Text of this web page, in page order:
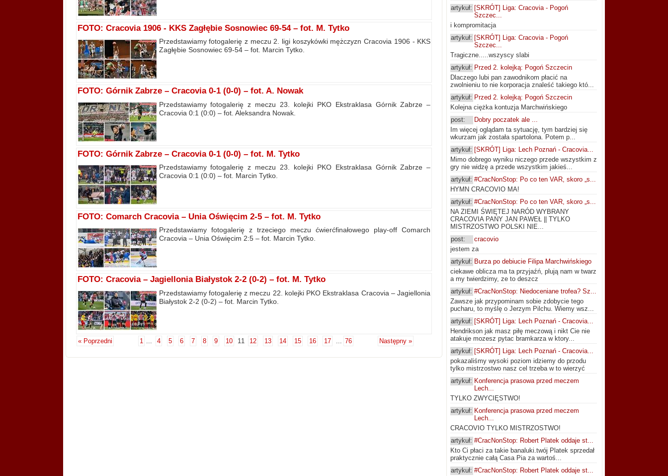
FOTO: Cracovia 1906 - KKS Zagłębie Sosnowiec 69-54 – fot. M. Tytko
Przedstawiamy fotogalerię z meczu 2. ligi koszykówki mężczyzn Cracovia 1906 - KKS
Zagłębie Sosnowiec 69-54 – fot. Marcin Tytko.
FOTO: Górnik Zabrze – Cracovia 0-1 (0-0) – fot. A. Nowak
Przedstawiamy fotogalerię z meczu 23. kolejki PKO Ekstraklasa Górnik Zabrze –
Cracovia 0:1 (0:0) – fot. Aleksandra Nowak.
FOTO: Górnik Zabrze – Cracovia 0-1 (0-0) – fot. M. Tytko
Przedstawiamy fotogalerię z meczu 23. kolejki PKO Ekstraklasa Górnik Zabrze –
Cracovia 0:1 (0:0) – fot. Marcin Tytko.
FOTO: Comarch Cracovia – Unia Oświęcim 2-5 – fot. M. Tytko
Przedstawiamy fotogalerię z trzeciego meczu ćwierćfinałowego play-off Comarch
Cracovia – Unia Oświęcim 2:5 – fot. Marcin Tytko.
FOTO: Cracovia – Jagiellonia Białystok 2-2 (0-2) – fot. M. Tytko
Przedstawiamy fotogalerię z meczu 22. kolejki PKO Ekstraklasa Cracovia – Jagiellonia
Białystok 2-2 (0-2) – fot. Marcin Tytko.
« Poprzedni Następny »
1 ... 4 5 6 7 8 9 10 11 12 13 14 15 16 17 ... 76
artykuł: [SKRÓT] Liga: Cracovia - Pogoń
Szczec...
i kompromitacja
artykuł: [SKRÓT] Liga: Cracovia - Pogoń
Szczec...
Tragiczne.....wszyscy slabi
artykuł: Przed 2. kolejką: Pogoń Szczecin
Dlaczego lubi pan zawodnikom płacić na
zwolnieniu to nie korporacja znaleść takiego któ...
artykuł: Przed 2. kolejką: Pogoń Szczecin
Kolejna ciężka kontuzja Marchwińskiego
post:
Dobry poczatek ale ...
Im więcej oglądam ta sytuację, tym bardziej się
wkurzam jak została spartolona. Potem p...
artykuł: [SKRÓT] Liga: Lech Poznań - Cracovia...
Mimo dobrego wyniku niczego przede wszystkim z
gry nie widzę a przede wszystkim jakieś...
artykuł: #CracNonStop: Po co ten VAR, skoro „s...
HYMN CRACOVIO MA!
artykuł: #CracNonStop: Po co ten VAR, skoro „s...
NA ZIEMI ŚWIĘTEJ NARÓD WYBRANY
CRACOVIA PANY JAN PAWEŁ || TYLKO
MISTRZOSTWO POLSKI NIE...
post:
cracovio
jestem za
artykuł: Burza po debiucie Filipa Marchwińskiego
ciekawe oblicza ma ta przyjaźń, plują nam w twarz
a my twierdzimy, ze to deszcz
artykuł: #CracNonStop: Niedoceniane trofea? Sz...
Zawsze jak przypominam sobie zdobycie tego
pucharu, to myślę o Jerzym Pilchu. Wiemy wsz...
artykuł: [SKRÓT] Liga: Lech Poznań - Cracovia...
Hendrikson jak masz piłę meczową i nikt Cie nie
atakuje mozesz pytac bramkarza w ktory...
artykuł: [SKRÓT] Liga: Lech Poznań - Cracovia...
pokazaliśmy wysoki poziom idziemy do przodu
tylko mistrzostwo nasz cel trzeba w to wierzyć
artykuł: Konferencja prasowa przed meczem
Lech...
TYLKO ZWYCIĘSTWO!
artykuł: Konferencja prasowa przed meczem
Lech...
CRACOVIO TYLKO MISTRZOSTWO!
artykuł: #CracNonStop: Robert Platek oddaje st...
Kto Ci płaci za takie banaluki.twój Platek sprzedał
praktycznie całą Casa Pia za wartoś...
artykuł: #CracNonStop: Robert Platek oddaje st...